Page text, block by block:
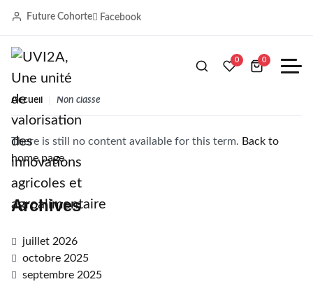
Future Cohorte Facebook
0 0
Non classé
Accueil Non classé
There is still no content available for this term. Back to
home page
Archives
juillet 2026
octobre 2025
septembre 2025